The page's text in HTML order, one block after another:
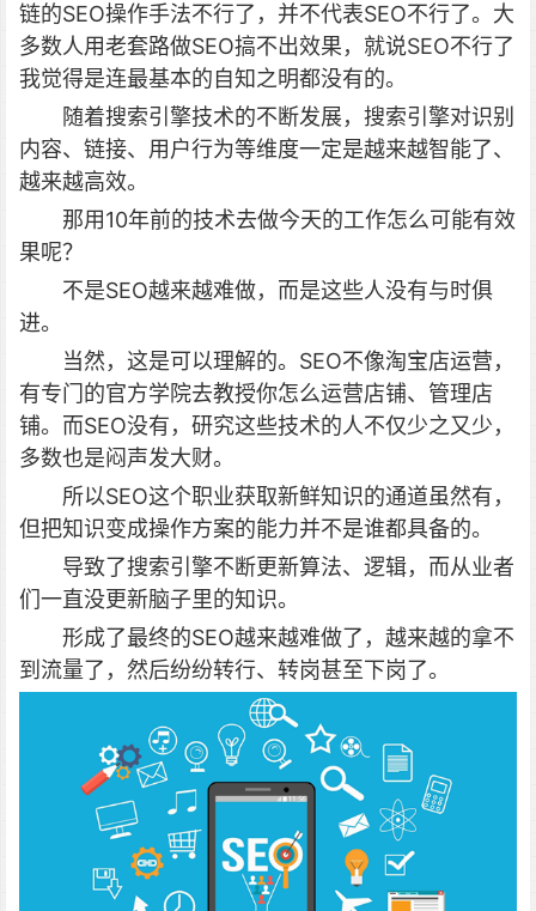
链的SEO操作手法不行了，并不代表SEO不行了。大
多数人用老套路做SEO搞不出效果，就说SEO不行了
我觉得是连最基本的自知之明都没有的。
随着搜索引擎技术的不断发展，搜索引擎对识别
内容、链接、用户行为等维度一定是越来越智能了、
越来越高效。
那用10年前的技术去做今天的工作怎么可能有效
果呢？
不是SEO越来越难做，而是这些人没有与时俱
进。
当然，这是可以理解的。SEO不像淘宝店运营，
有专门的官方学院去教授你怎么运营店铺、管理店
铺。而SEO没有，研究这些技术的人不仅少之又少，
多数也是闷声发大财。
所以SEO这个职业获取新鲜知识的通道虽然有，
但把知识变成操作方案的能力并不是谁都具备的。
导致了搜索引擎不断更新算法、逻辑，而从业者
们一直没更新脑子里的知识。
形成了最终的SEO越来越难做了，越来越的拿不
到流量了，然后纷纷转行、转岗甚至下岗了。